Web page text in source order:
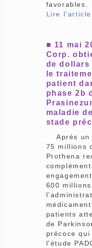
favorables.
Lire l'article
■ 11 mai
Corp.
de dollars
le
patient
phase 2b
maladie
stade
Après un
75 millions
Prothena
600
patients
de
précoce
l'étude